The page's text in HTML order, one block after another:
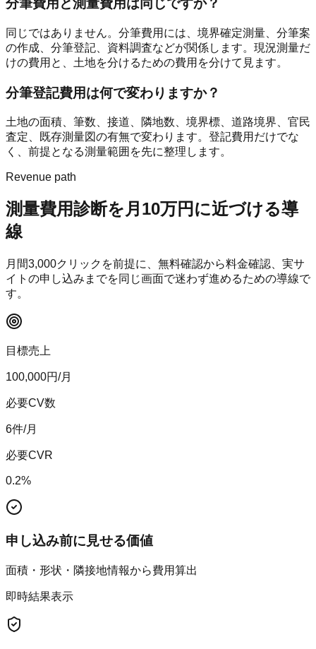
分筆費用と測量費用は同じですか？
同じではありません。分筆費用には、境界確定測量、分筆案
の作成、分筆登記、資料調査などが関係します。現況測量だ
けの費用と、土地を分けるための費用を分けて見ます。
分筆登記費用は何で変わりますか？
土地の面積、筆数、接道、隣地数、境界標、道路境界、官民
査定、既存測量図の有無で変わります。登記費用だけでな
く、前提となる測量範囲を先に整理します。
Revenue path
測量費用診断を月10万円に近づける導
線
月間3,000クリックを前提に、無料確認から料金確認、実サ
イトの申し込みまでを同じ画面で迷わず進めるための導線で
す。
目標売上
100,000円/月
必要CV数
6件/月
必要CVR
0.2%
申し込み前に見せる価値
面積・形状・隣接地情報から費用算出
即時結果表示